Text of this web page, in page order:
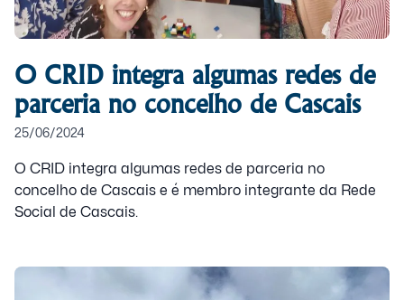
O CRID integra algumas redes de
parceria no concelho de Cascais
25/06/2024
O CRID integra algumas redes de parceria no
concelho de Cascais e é membro integrante da Rede
Social de Cascais.